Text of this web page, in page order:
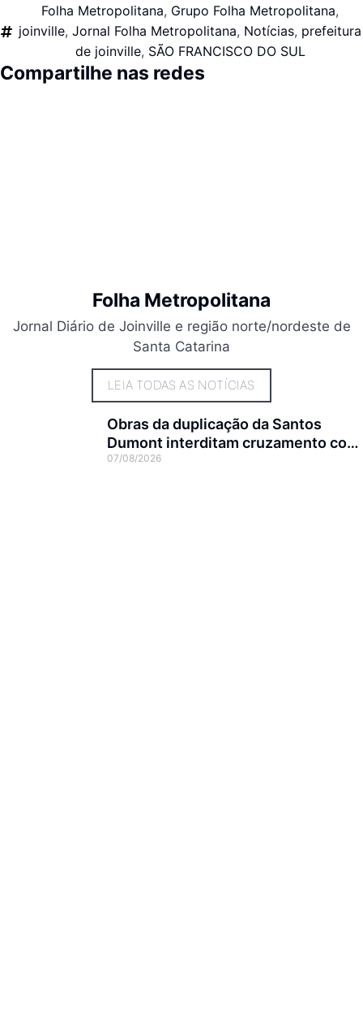
Folha Metropolitana, Grupo Folha Metropolitana,
joinville, Jornal Folha Metropolitana, Notícias, prefeitura
de joinville, SÃO FRANCISCO DO SUL
Compartilhe nas redes
Folha Metropolitana
Jornal Diário de Joinville e região norte/nordeste de
Santa Catarina
LEIA TODAS AS NOTÍCIAS
Obras da duplicação da Santos
Dumont interditam cruzamento com
a rua Otto Nass
07/08/2026